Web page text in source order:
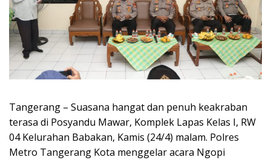
Tangerang – Suasana hangat dan penuh keakraban
terasa di Posyandu Mawar, Komplek Lapas Kelas I, RW
04 Kelurahan Babakan, Kamis (24/4) malam. Polres
Metro Tangerang Kota menggelar acara Ngopi